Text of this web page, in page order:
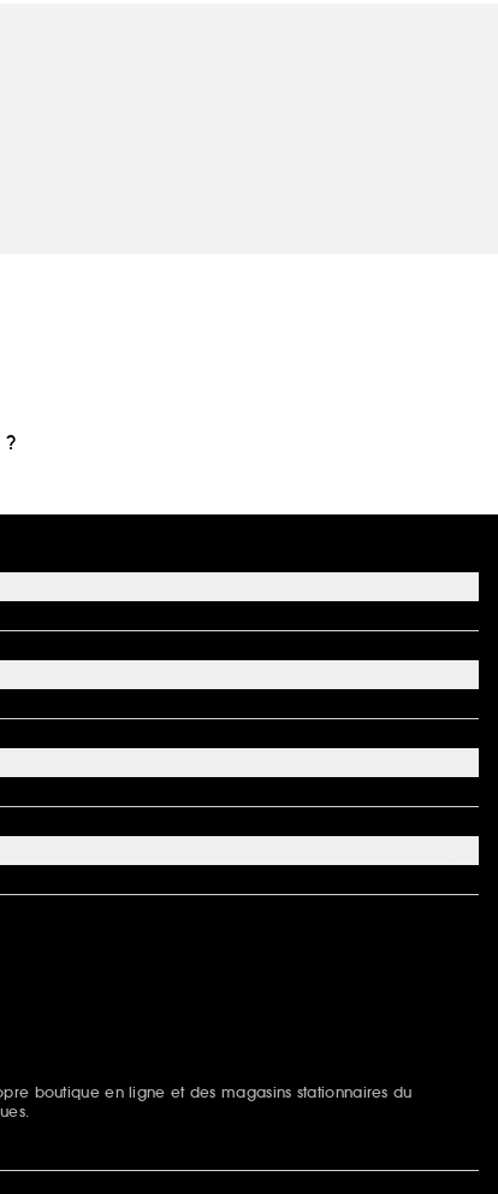
boutique en ligne et des magasins stationnaires du